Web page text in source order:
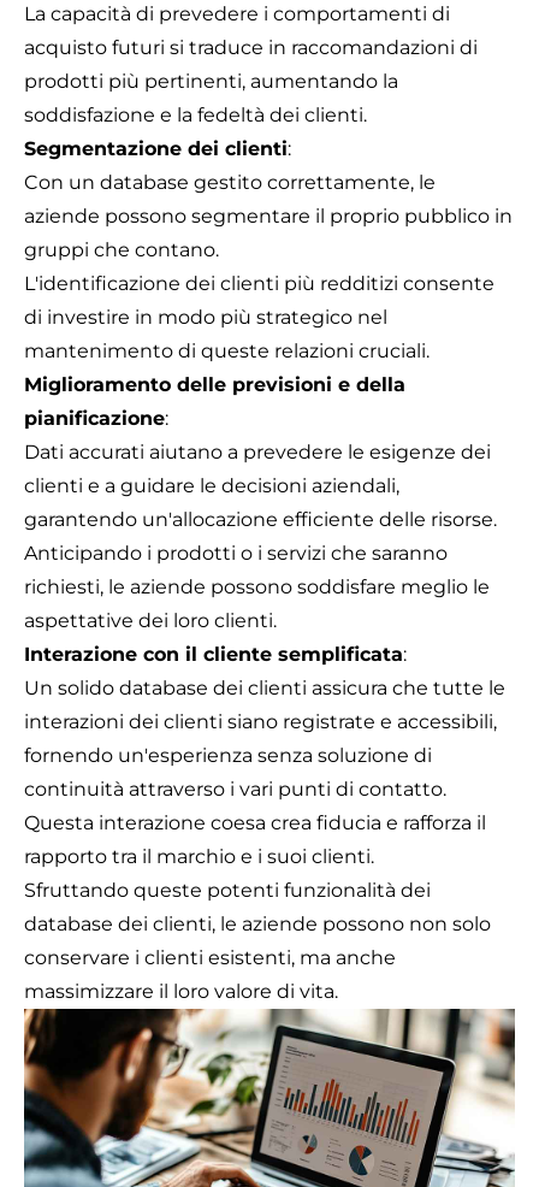
La capacità di prevedere i comportamenti di
acquisto futuri si traduce in raccomandazioni di
prodotti più pertinenti, aumentando la
soddisfazione e la fedeltà dei clienti.
Segmentazione dei clienti:
Con un database gestito correttamente, le
aziende possono segmentare il proprio pubblico in
gruppi che contano.
L'identificazione dei clienti più redditizi consente
di investire in modo più strategico nel
mantenimento di queste relazioni cruciali.
Miglioramento delle previsioni e della
pianificazione:
Dati accurati aiutano a prevedere le esigenze dei
clienti e a guidare le decisioni aziendali,
garantendo un'allocazione efficiente delle risorse.
Anticipando i prodotti o i servizi che saranno
richiesti, le aziende possono soddisfare meglio le
aspettative dei loro clienti.
Interazione con il cliente semplificata:
Un solido database dei clienti assicura che tutte le
interazioni dei clienti siano registrate e accessibili,
fornendo un'esperienza senza soluzione di
continuità attraverso i vari punti di contatto.
Questa interazione coesa crea fiducia e rafforza il
rapporto tra il marchio e i suoi clienti.
Sfruttando queste potenti funzionalità dei
database dei clienti, le aziende possono non solo
conservare i clienti esistenti, ma anche
massimizzare il loro valore di vita.